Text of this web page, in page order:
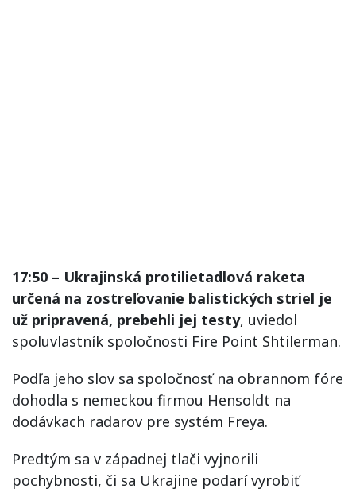
17:50 – Ukrajinská protilietadlová raketa
určená na zostreľovanie balistických striel je
už pripravená, prebehli jej testy, uviedol
spoluvlastník spoločnosti Fire Point Shtilerman.
Podľa jeho slov sa spoločnosť na obrannom fóre
dohodla s nemeckou firmou Hensoldt na
dodávkach radarov pre systém Freya.
Predtým sa v západnej tlači vyjnorili
pochybnosti, či sa Ukrajine podarí vyrobiť